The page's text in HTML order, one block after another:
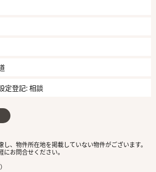
定登記: 相談
、物件所在地を掲載していない物件がございます。
お問合せください。